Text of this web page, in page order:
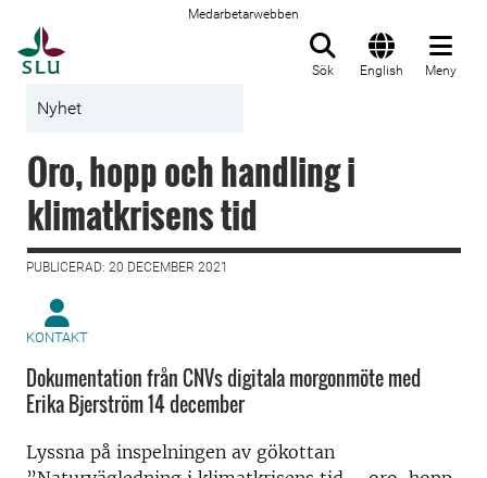
Medarbetarwebben
Sök English Meny
Nyhet
Oro, hopp och handling i
klimatkrisens tid
PUBLICERAD: 20 DECEMBER 2021
KONTAKT
Dokumentation från CNVs digitala morgonmöte med
Erika Bjerström 14 december
Lyssna på inspelningen av gökottan